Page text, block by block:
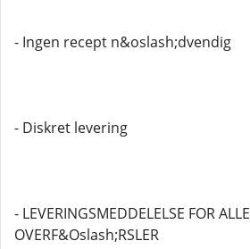
- Ingen recept n&oslash;dvendig
- Diskret levering
- LEVERINGSMEDDELELSE FOR ALLE
OVERF&Oslash;RSLER